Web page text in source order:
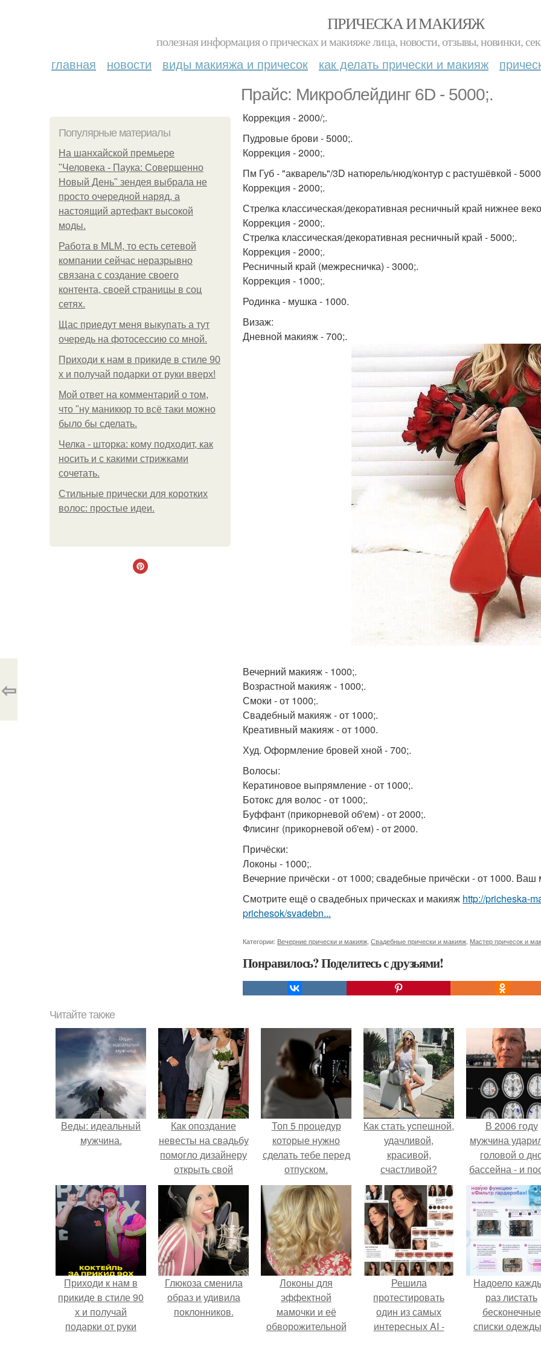
ПРИЧЕСКА И МАКИЯЖ
полезная информация о прическах и макияже лица, новости, отзывы, новинки,
главная новости виды макияжа и причесок как делать прически и макияж
Прайс: Микроблейдинг 6D - 5000;.
Популярные материалы
На шанхайской премьере
"Человека - Паука: Совершенно
Новый День" зендея выбрала не
просто очередной наряд, а
настоящий артефакт высокой
моды.
Работа в MLM, то есть сетевой
компании сейчас неразрывно
связана с создание своего
контента, своей страницы в соц
сетях.
Щас приедут меня выкупать а тут
очередь на фотосессию со мной.
Приходи к нам в прикиде в стиле 90
х и получай подарки от руки вверх!
Мой ответ на комментарий о том,
что "ну маникюр то всё таки можно
было бы сделать.
Челка - шторка: кому подходит, как
носить и с какими стрижками
сочетать.
Стильные прически для коротких
волос: простые идеи.
Коррекция - 2000/;.
Пудровые брови - 5000;.
Коррекция - 2000;.
Пм Губ - "акварель"/3D натюрель/нюд/контур с растушёвкой -
Коррекция - 2000;.
Стрелка классическая/декоративная ресничный край нижнее
Коррекция - 2000;.
Стрелка классическая/декоративная ресничный край - 5000;.
Коррекция - 2000;.
Ресничный край (межресничка) - 3000;.
Коррекция - 1000;.
Родинка - мушка - 1000.
Визаж:
Дневной макияж - 700;.
Вечерний макияж - 1000;.
Возрастной макияж - 1000;.
Смоки - от 1000;.
Свадебный макияж - от 1000;.
Креативный макияж - от 1000.
Худ. Оформление бровей хной - 700;.
Волосы:
Кератиновое выпрямление - от 1000;.
Ботокс для волос - от 1000;.
Буффант (прикорневой об'ем) - от 2000;.
Флисинг (прикорневой об'ем) - от 2000.
Причёски:
Локоны - 1000;.
Вечерние причёски - от 1000; свадебные причёски - от 1000.
Смотрите ещё о свадебных прическах и макияж http://pricheska-
prichesok/svadebn...
Категории: Вечерние прически и макияж Свадебные прически и макияж Мастер причесок и
Понравилось? Поделитесь с друзьями!
⇦
Читайте также
Веды: идеальный
мужчина.
Как опоздание
невесты на свадьбу
помогло дизайнеру
открыть свой
бренд.
Топ 5 процедур
которые нужно
сделать тебе перед
отпуском.
Как стать ycпешной,
удачливой,
красивой,
счастливой?
В 2006 году
мужчина
головой о
бассейна - и
этого его
изменилась
странным
Приходи к нам в
прикиде в стиле 90
х и получай
подарки от руки
Глюкоза сменила
образ и удивила
поклонников.
Локоны для
эффектной
мамочки и её
обворожительной
Решила
протестировать
один из самых
интересных AI -
Надоело
раз листать
бесконечные
списки